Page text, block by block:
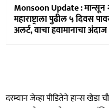
Monsoon Update :
महाराष्ट्राला पुढील ५ दिवस
अलर्ट, वाचा हवामानाचा अंदाज
दरम्यान जेव्हा पीडितेने हान्स खेडा